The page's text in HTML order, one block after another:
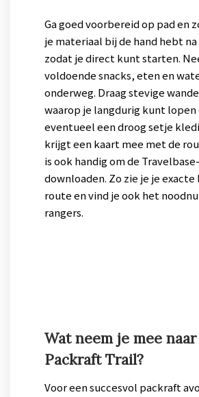
Ga goed voorbereid op pad en
je materiaal bij de hand hebt
zodat je direct kunt starten.
voldoende snacks, eten en
onderweg. Draag stevige
waarop je langdurig kunt lopen
eventueel een droog setje
krijgt een kaart mee met de
is ook handig om de
downloaden. Zo zie je je
route en vind je ook het
rangers.
Wat neem je mee
Packraft Trail?
Voor een succesvol packraft